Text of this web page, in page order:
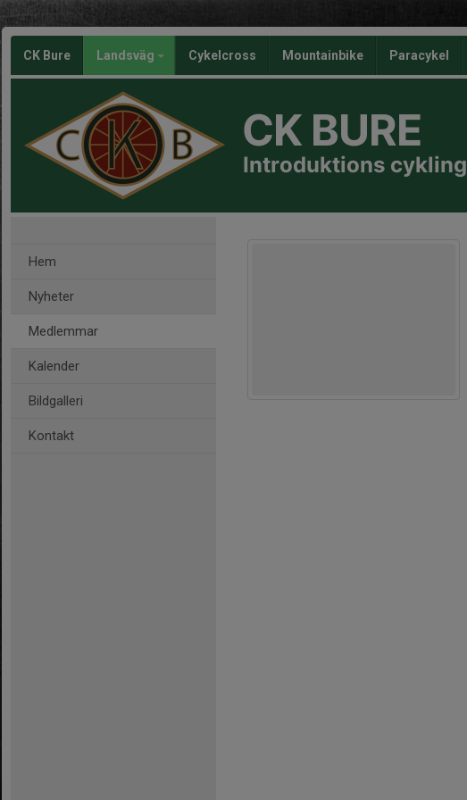
CK Bure Landsväg Cykelcross Mountainbike Paracykel
CK BURE
Introduktions cykling
Hem
Nyheter
Medlemmar
Kalender
Bildgalleri
Kontakt